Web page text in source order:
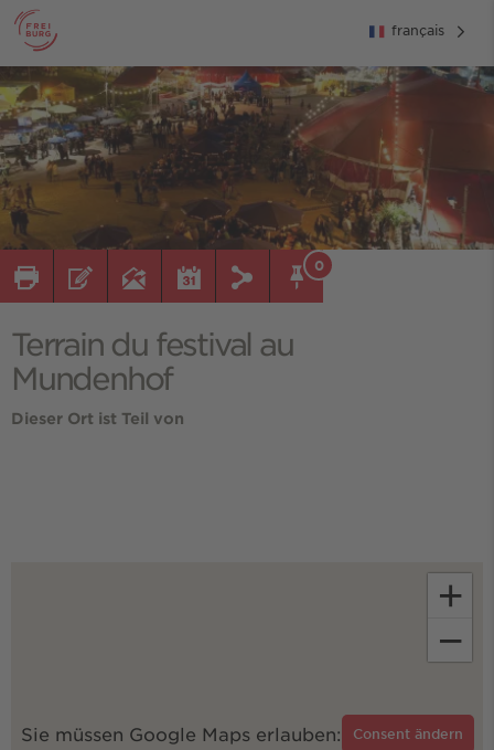
français
0
Terrain du festival au
Mundenhof
Dieser Ort ist Teil von
Sie müssen Google Maps erlauben: Consent ändern
+
−